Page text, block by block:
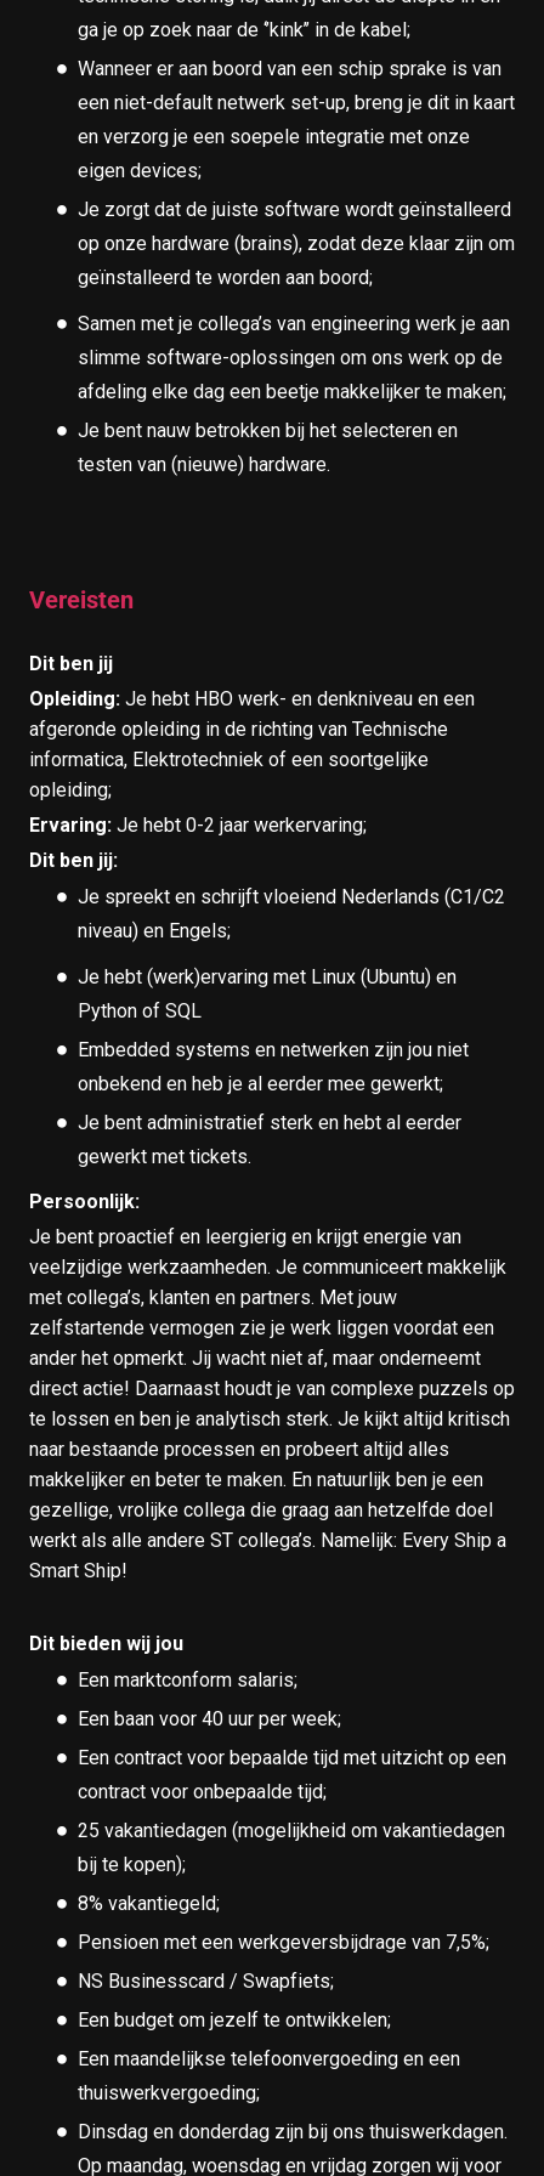
ga je op zoek naar de ‘’kink’’ in de kabel;
Wanneer er aan boord van een schip sprake is van
een niet-default netwerk set-up, breng je dit in kaart
en verzorg je een soepele integratie met onze
eigen devices;
Je zorgt dat de juiste software wordt geïnstalleerd
op onze hardware (brains), zodat deze klaar zijn om
geïnstalleerd te worden aan boord;
Samen met je collega’s van engineering werk je aan
slimme software-oplossingen om ons werk op de
afdeling elke dag een beetje makkelijker te maken;
Je bent nauw betrokken bij het selecteren en
testen van (nieuwe) hardware.
Vereisten
Dit ben jij
Opleiding: Je hebt HBO werk- en denkniveau en een
afgeronde opleiding in de richting van Technische
informatica, Elektrotechniek of een soortgelijke
opleiding;
Ervaring: Je hebt 0-2 jaar werkervaring;
Dit ben jij:
Je spreekt en schrijft vloeiend Nederlands (C1/C2
niveau) en Engels;
Je hebt (werk)ervaring met Linux (Ubuntu) en
Python of SQL
Embedded systems en netwerken zijn jou niet
onbekend en heb je al eerder mee gewerkt;
Je bent administratief sterk en hebt al eerder
gewerkt met tickets.
Persoonlijk:
Je bent proactief en leergierig en krijgt energie van
veelzijdige werkzaamheden. Je communiceert makkelijk
met collega’s, klanten en partners. Met jouw
zelfstartende vermogen zie je werk liggen voordat een
ander het opmerkt. Jij wacht niet af, maar onderneemt
direct actie! Daarnaast houdt je van complexe puzzels op
te lossen en ben je analytisch sterk. Je kijkt altijd kritisch
naar bestaande processen en probeert altijd alles
makkelijker en beter te maken. En natuurlijk ben je een
gezellige, vrolijke collega die graag aan hetzelfde doel
werkt als alle andere ST collega’s. Namelijk: Every Ship a
Smart Ship!
Dit bieden wij jou
Een marktconform salaris;
Een baan voor 40 uur per week;
Een contract voor bepaalde tijd met uitzicht op een
contract voor onbepaalde tijd;
25 vakantiedagen (mogelijkheid om vakantiedagen
bij te kopen);
8% vakantiegeld;
Pensioen met een werkgeversbijdrage van 7,5%;
NS Businesscard / Swapfiets;
Een budget om jezelf te ontwikkelen;
Een maandelijkse telefoonvergoeding en een
thuiswerkvergoeding;
Dinsdag en donderdag zijn bij ons thuiswerkdagen.
Op maandag, woensdag en vrijdag zorgen wij voor